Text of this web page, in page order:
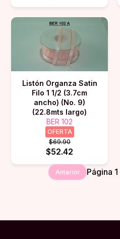
Listón Organza Satin
Filo 1 1/2 (3.7cm
ancho) (No. 9)
(22.8mts largo)
BER 102
OFERTA
$69.90
$52.42
Anterior Página 1